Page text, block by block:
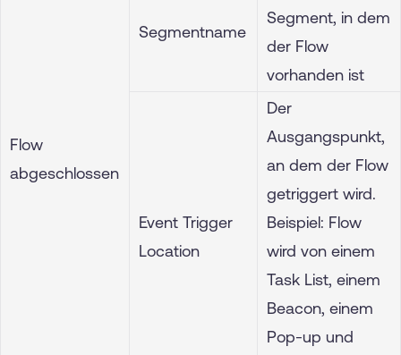
Flow
abgeschlossen
Segmentname
Segment, in dem
der Flow
vorhanden ist
Event Trigger
Location
Der
Ausgangspunkt,
an dem der Flow
getriggert wird.
Beispiel: Flow
wird von einem
Task List, einem
Beacon, einem
Pop-up und